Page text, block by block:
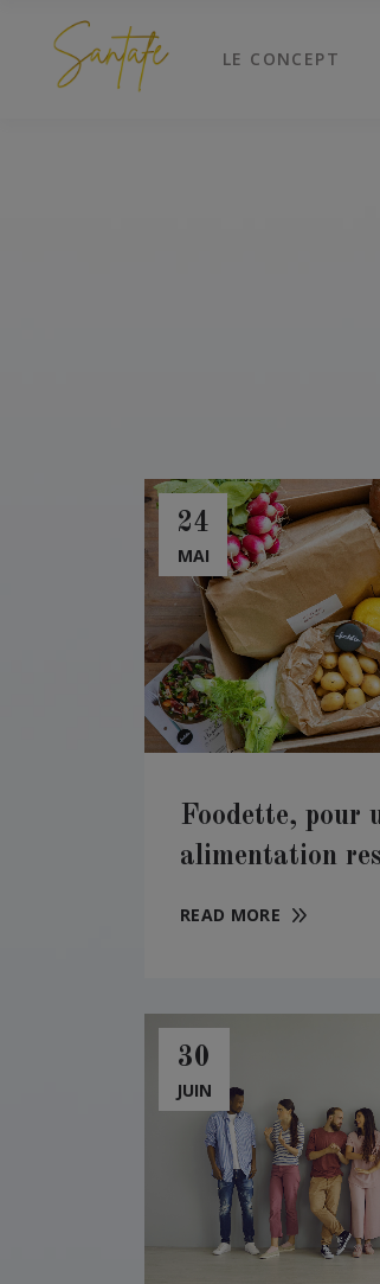
LE CONCEPT
24
MAI
Foodette, pour
alimentation
READ MORE
30
JUIN